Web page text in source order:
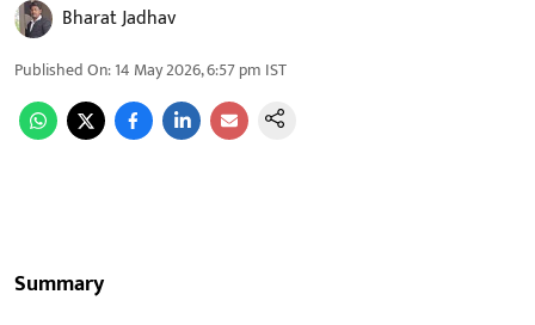
Bharat Jadhav
Published On:14 May 2026, 6:57 pm IST
Summary